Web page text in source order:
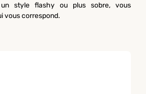
style flashy ou plus sobre, vous
vous correspond.